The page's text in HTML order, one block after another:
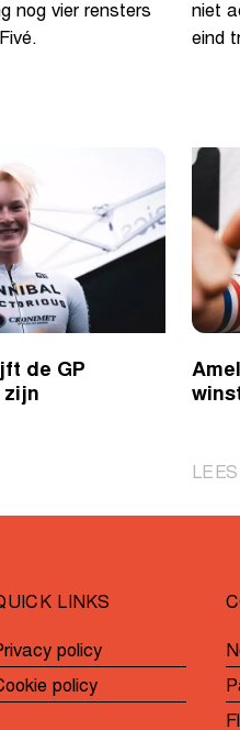
nog vier rensters
niet
eind
de GP
zijn
LINKS
policy
policy